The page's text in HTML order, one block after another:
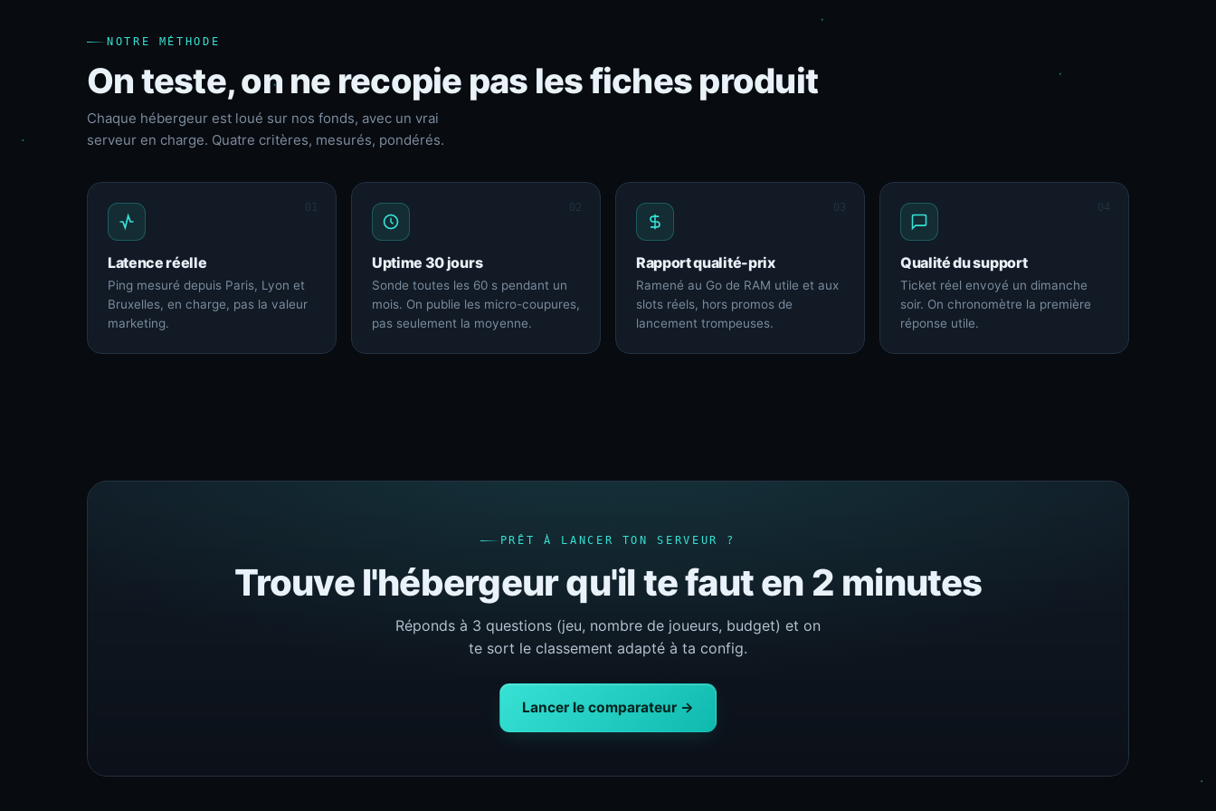
NOTRE MÉTHODE
On teste, on ne recopie pas les fiches produit
Chaque hébergeur est loué sur nos fonds, avec un vrai
serveur en charge. Quatre critères, mesurés, pondérés.
01
Latence réelle
Ping mesuré depuis Paris, Lyon et
Bruxelles, en charge, pas la valeur
marketing.
02
Uptime 30 jours
Sonde toutes les 60 s pendant un
mois. On publie les micro-coupures,
pas seulement la moyenne.
03
Rapport qualité-prix
Ramené au Go de RAM utile et aux
slots réels, hors promos de
lancement trompeuses.
04
Qualité du support
Ticket réel envoyé un dimanche
soir. On chronomètre la première
réponse utile.
PRÊT À LANCER TON SERVEUR ?
Trouve l'hébergeur qu'il te faut en 2 minutes
Réponds à 3 questions (jeu, nombre de joueurs, budget) et on
te sort le classement adapté à ta config.
Lancer le comparateur →